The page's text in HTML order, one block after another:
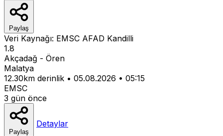
Paylaş
Veri Kaynağı: EMSC AFAD Kandilli
1.8
Akçadağ - Ören
Malatya
12.30km derinlik • 05.08.2026 • 05:15
EMSC
3 gün önce
Paylaş
Detaylar